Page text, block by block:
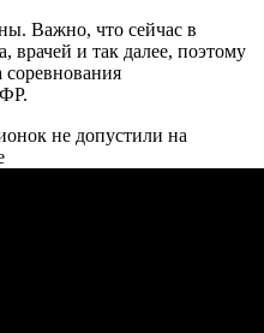
Важно, что сейчас в
врачей и так далее, поэтому
соревнования
не допустили на